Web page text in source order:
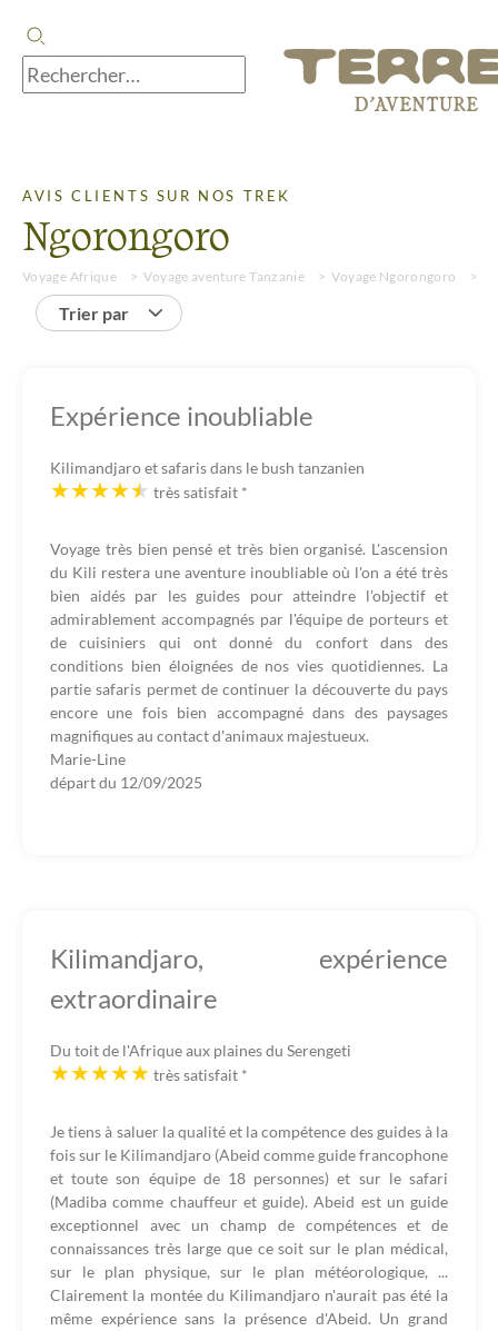
AVIS CLIENTS SUR NOS TREK
Ngorongoro
Voyage Afrique Voyage aventure Tanzanie Voyage Ngorongoro
Trier par
Expérience inoubliable
Kilimandjaro et safaris dans le bush tanzanien
très satisfait *
Voyage très bien pensé et très bien organisé. L'ascension
du Kili restera une aventure inoubliable où l'on a été très
bien aidés par les guides pour atteindre l'objectif et
admirablement accompagnés par l'équipe de porteurs et
de cuisiniers qui ont donné du confort dans des
conditions bien éloignées de nos vies quotidiennes. La
partie safaris permet de continuer la découverte du pays
encore une fois bien accompagné dans des paysages
magnifiques au contact d'animaux majestueux.
Marie-Line
départ du 12/09/2025
Kilimandjaro, expérience
extraordinaire
Du toit de l'Afrique aux plaines du Serengeti
très satisfait *
Je tiens à saluer la qualité et la compétence des guides à la
fois sur le Kilimandjaro (Abeid comme guide francophone
et toute son équipe de 18 personnes) et sur le safari
(Madiba comme chauffeur et guide). Abeid est un guide
exceptionnel avec un champ de compétences et de
connaissances très large que ce soit sur le plan médical,
sur le plan physique, sur le plan météorologique, ...
Clairement la montée du Kilimandjaro n'aurait pas été la
même expérience sans la présence d'Abeid. Un grand